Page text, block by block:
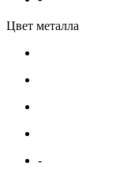
Цвет металла
-